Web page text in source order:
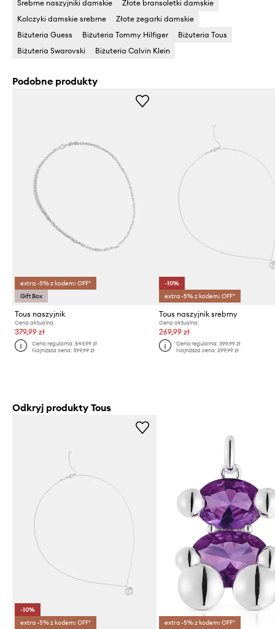
Srebrne naszyjniki damskie
Złote bransoletki damskie
Kolczyki damskie srebrne
Złote zegarki damskie
Biżuteria Guess
Biżuteria Tommy Hilfiger
Biżuteria Tous
Biżuteria Swarovski
Biżuteria Calvin Klein
Podobne produkty
extra -5% z kodem: OFF*
Gift Box
Tous naszyjnik
Cena aktualna:
379,99 zł
Cena regularna:549,99 zł
Najniższa cena:399,99 zł
-10%
extra -5% z kodem: OFF*
Tous naszyjnik srebrny
Cena aktualna:
269,99 zł
Cena regularna: 399,99 zł
Najniższa cena: 299,99 zł
Odkryj produkty Tous
-10%
extra -5% z kodem: OFF*
extra -5% z kodem: OFF*